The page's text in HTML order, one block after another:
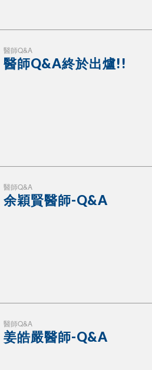
醫師Q&A
醫師Q&A終於出爐!!
醫師Q&A
余穎賢醫師-Q&A
醫師Q&A
姜皓嚴醫師-Q&A